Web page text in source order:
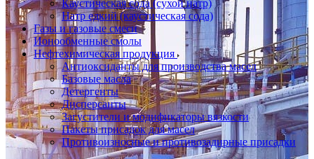
Каустическая сода (сухой натр)
Натр едкий (каустическая сода)
Газы и газовые смеси
Ионообменные смолы
Нефтехимическая продукция
Антиоксиданты для производства масел
Базовые масла
Детергенты
Дисперсанты
Загустители и модификаторы вязкости
Пакеты присадок для масел
Противоизносные и противозадирные присадки